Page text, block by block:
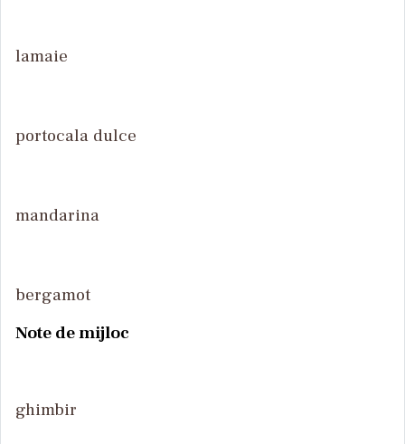
lamaie
portocala dulce
mandarina
bergamot
Note de mijloc
ghimbir